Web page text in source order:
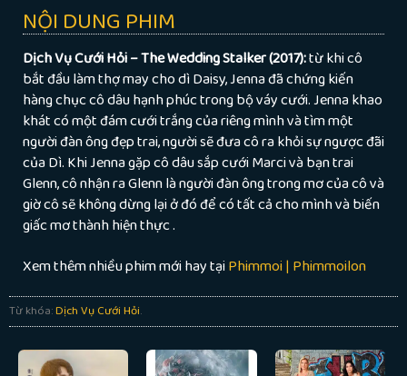
NỘI DUNG PHIM
Dịch Vụ Cưới Hỏi – The Wedding Stalker (2017):từ khi cô
bắt đầu làm thợ may cho dì Daisy, Jenna đã chứng kiến
hàng chục cô dâu hạnh phúc trong bộ váy cưới. Jenna khao
khát có một đám cưới trắng của riêng mình và tìm một
người đàn ông đẹp trai, người sẽ đưa cô ra khỏi sự ngược đãi
của Dì. Khi Jenna gặp cô dâu sắp cưới Marci và bạn trai
Glenn, cô nhận ra Glenn là người đàn ông trong mơ của cô và
giờ cô sẽ không dừng lại ở đó để có tất cả cho mình và biến
giấc mơ thành hiện thực .
Xem thêm nhiều phim mới hay tạiPhimmoi | Phimmoilon
Từ khóa:Dịch Vụ Cưới Hỏi.